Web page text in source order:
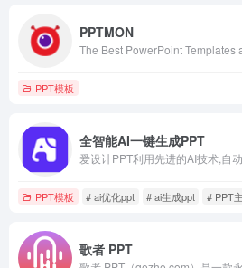
PPTMON
PPT模板
全智能AI一键生成PPT
PPT模板 # ai优化ppt # ai生成ppt # PPT
歌者 PPT